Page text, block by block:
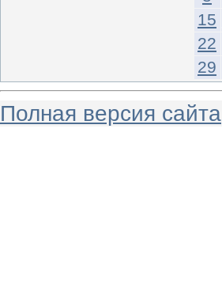
15
22
29
Полная версия сайта